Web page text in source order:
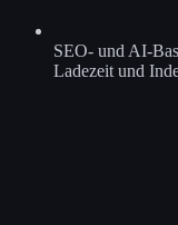
SEO- und AI-
Ladezeit und